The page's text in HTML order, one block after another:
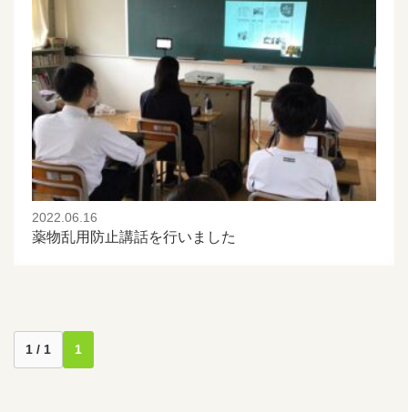
2022.06.16
薬物乱用防止講話を行いました
1 / 1 1